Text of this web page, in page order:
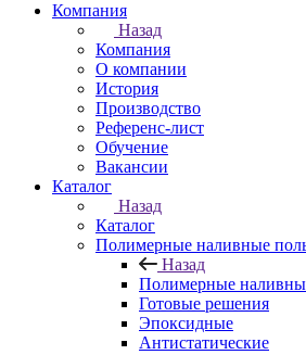
Компания
Назад
Компания
О компании
История
Производство
Референс-лист
Обучение
Вакансии
Каталог
Назад
Каталог
Полимерные наливные
Назад
Полимерные
Готовые решения
Эпоксидные
Антистатические